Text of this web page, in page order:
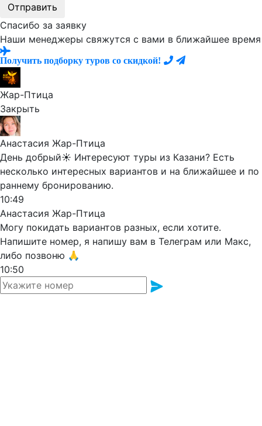
Отправить
Спасибо за заявку
Наши менеджеры свяжутся с вами в ближайшее время
Получить подборку туров со скидкой!
Жар-Птица
Закрыть
Анастасия Жар-Птица
День добрый☀️ Интересуют туры из Казани? Есть
несколько интересных вариантов и на ближайшее и по
раннему бронированию.
10:49
Анастасия Жар-Птица
Могу покидать вариантов разных, если хотите.
Напишите номер, я напишу вам в Телеграм или Макс,
либо позвоню 🙏
10:50